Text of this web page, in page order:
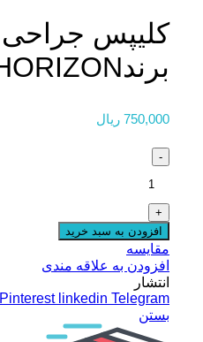
کلیپس جراحی
برندHORIZON
750,000 ریال
تعداد
افزودن به سبد خرید
مقایسه
افزودن به علاقه مندی
انتشار
Pinterest linkedin Telegram
بستن